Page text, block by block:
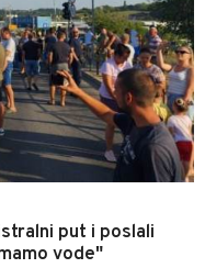
put i poslali
vode"